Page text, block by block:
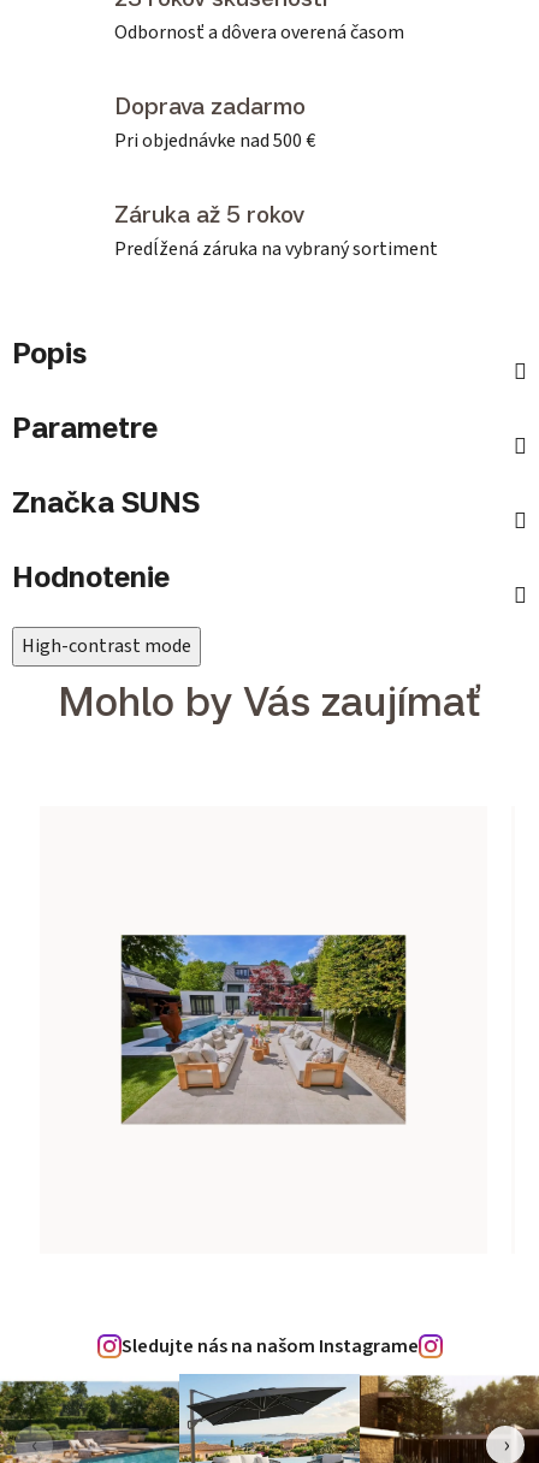
Odbornosť a dôvera overená časom
Doprava zadarmo
Pri objednávke nad 500 €
Záruka až 5 rokov
Predĺžená záruka na vybraný sortiment
Popis
Parametre
Značka SUNS
Hodnotenie
High-contrast mode
Mohlo by Vás zaujímať
Sledujte nás na našom Instagrame
‹ ›